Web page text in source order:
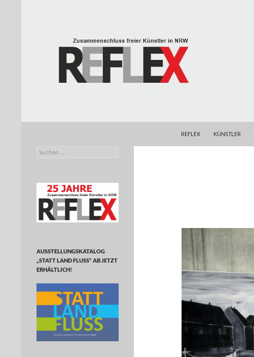
REFLEX KÜNSTLER
Zusammenschluss freier Künstler in
Suchen
AUSSTELLUNGSKATALOG
„STATT LAND FLUSS“ AB JETZT
ERHÄLTLICH!